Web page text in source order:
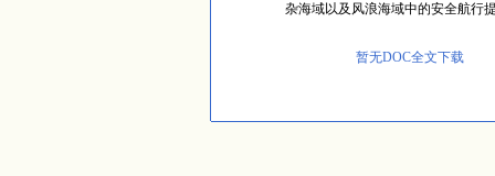
杂海域以及风浪海域中的安全航行
暂无DOC全文下载